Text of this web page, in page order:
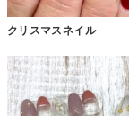
クリスマスネイル